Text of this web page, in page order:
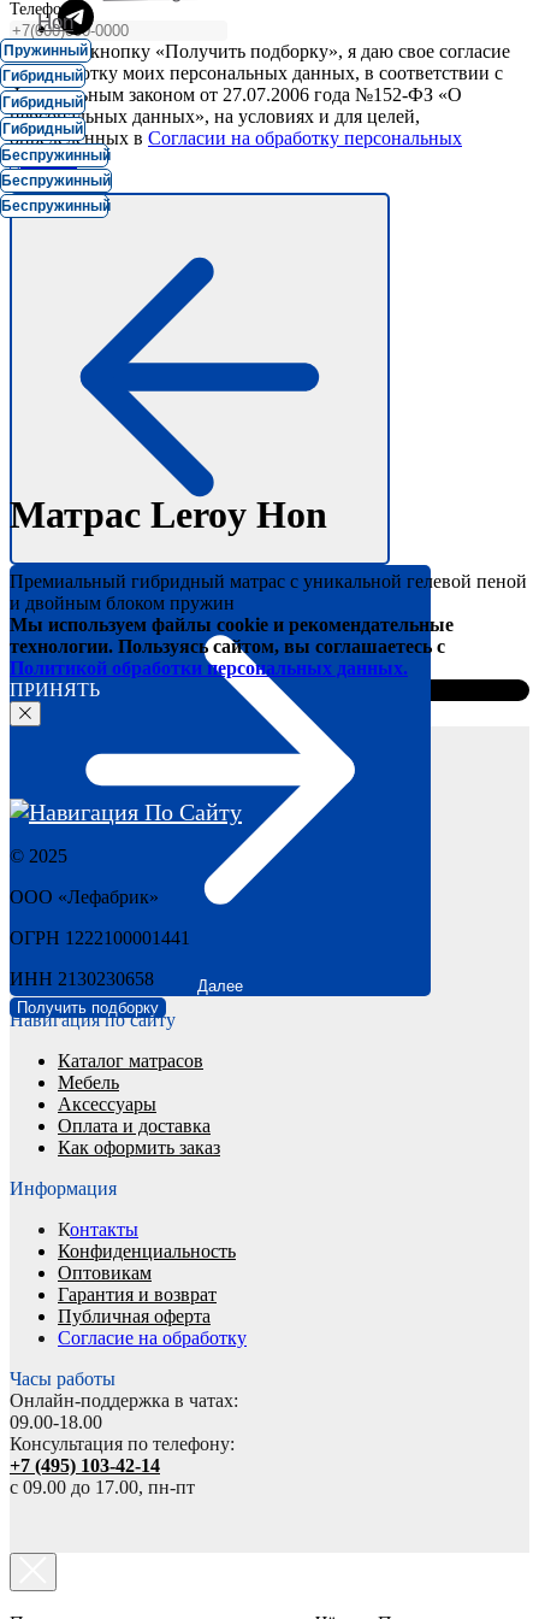
Телефон
Нажимая кнопку «Получить подборку», я даю свое согласие
на обработку моих персональных данных, в соответствии с
Федеральным законом от 27.07.2006 года №152-ФЗ «О
персональных данных», на условиях и для целей,
определенных в Согласии на обработку персональных
данных.
Шаг:
Далее
Получить подборку
Hon
Пружинный
Гибридный
Гибридный
Гибридный
Беспружинный
Беспружинный
Беспружинный
Матрас Leroy Hon
Премиальный гибридный матрас с уникальной гелевой пеной
и двойным блоком пружин
Мы используем файлы cookie и рекомендательные
технологии. Пользуясь сайтом, вы соглашаетесь с
Политикой обработки персональных данных.
ПРИНЯТЬ
© 2025
ООО «Лефабрик»
ОГРН 1222100001441
ИНН 2130230658
Навигация по сайту
Каталог матрасов
Мебель
Аксессуары
Оплата и доставка
Как оформить заказ
Информация
Контакты
Конфиденциальность
Оптовикам
Гарантия и возврат
Публичная оферта
Согласие на обработку
Часы работы
Онлайн-поддержка в чатах:
09.00-18.00
Консультация по телефону:
+7 (495) 103-42-14
с 09.00 до 17.00, пн-пт